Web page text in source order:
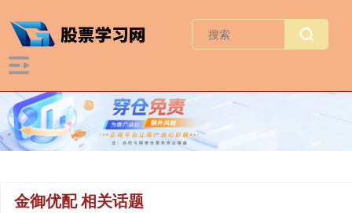
金御优配 相关话题